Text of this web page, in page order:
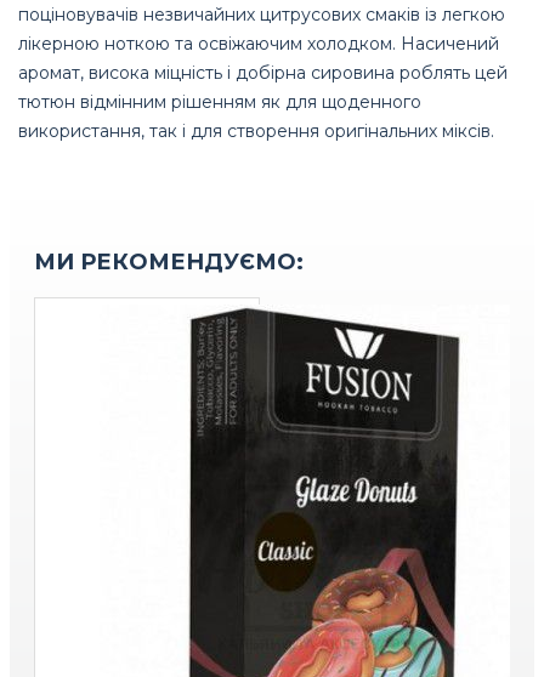
поціновувачів незвичайних цитрусових смаків із легкою
лікерною ноткою та освіжаючим холодком. Насичений
аромат, висока міцність і добірна сировина роблять цей
тютюн відмінним рішенням як для щоденного
використання, так і для створення оригінальних міксів.
МИ РЕКОМЕНДУЄМО: